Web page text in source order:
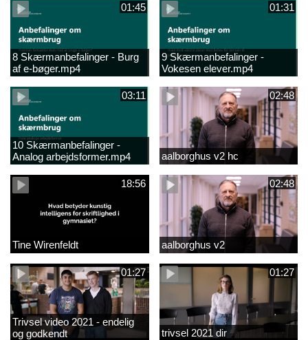
01:45
8 Skærmanbefalinger - Burg
af e-bøger.mp4
01:31
9 Skærmanbefalinger -
Vokesen elever.mp4
03:11
10 Skærmanbefalinger -
Analog arbejdsformer.mp4
02:48
aalborghus v2 hc
18:56
Tine Wirenfeldt
02:48
aalborghus v2
01:27
Trivsel video 2021 - endelig
og godkendt
01:27
trivsel 2021 dir